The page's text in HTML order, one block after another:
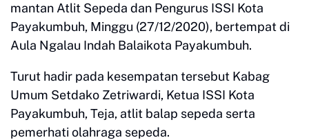
mantan Atlit Sepeda dan Pengurus ISSI Kota
Payakumbuh, Minggu (27/12/2020), bertempat di
Aula Ngalau Indah Balaikota Payakumbuh.
Turut hadir pada kesempatan tersebut Kabag
Umum Setdako Zetriwardi, Ketua ISSI Kota
Payakumbuh, Teja, atlit balap sepeda serta
pemerhati olahraga sepeda.